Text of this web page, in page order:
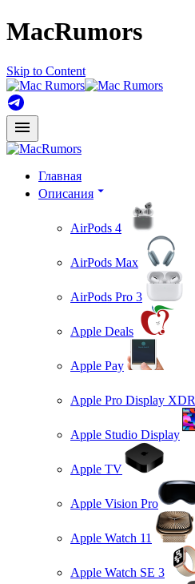
MacRumors
Skip to Content
Главная
Описания
AirPods 4
AirPods Max
AirPods Pro 3
Apple Deals
Apple Pay
Apple Pro Display XDR
Apple Studio Display
Apple TV
Apple Vision Pro
Apple Watch 11
Apple Watch SE 3